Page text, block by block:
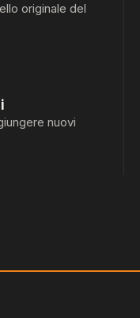
originale del
nuovi